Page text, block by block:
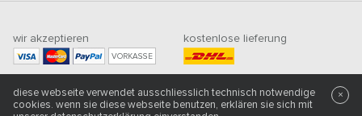
wir akzeptieren
VORKASSE
kostenlose lieferung
500CHF
diese webseite verwendet ausschliesslich technisch notwendige
cookies. wenn sie diese webseite benutzen, erklären sie sich mit
×